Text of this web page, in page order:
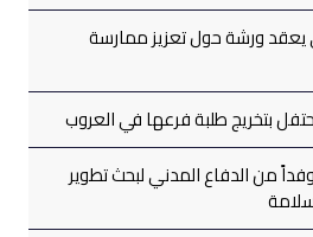
يعقد ورشة حول تعزيز ممارسة
بتخريج طلبة فرعها في العروب
من الدفاع المدني لبحث تطوير